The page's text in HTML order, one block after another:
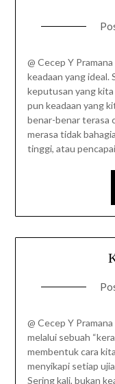
@ Cecep Y
keadaan yang ideal.
keputusan yang kita
pun keadaan yang
benar-benar terasa
merasa tidak
tinggi, atau
@ Cecep Y
melalui sebuah
membentuk cara
menyikapi setiap
Sering kali, bukan